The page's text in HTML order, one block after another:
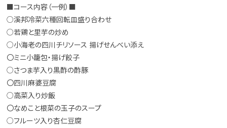
■コース内容（一例）■
○溪邦冷菜六種回転皿盛り合わせ
○若鶏と里芋の炒め
○小海老の四川チリソース 揚げせんべい添え
〇ミニ小籠包・揚げ餃子
○さつま芋入り黒酢の酢豚
〇四川麻婆豆腐
○高菜入り炒飯
〇なめこと根菜の玉子のスープ
○フルーツ入り杏仁豆腐